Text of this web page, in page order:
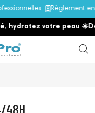
Règlement
hydratez votre peau ☀️
48H